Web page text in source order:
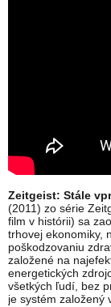
Zeitgeist: Stále
(2011) zo série
film v histórii) sa
trhovej ekonomiky,
poškodzovaniu
založené na
energetických
všetkých ľudí, bez
je systém založený